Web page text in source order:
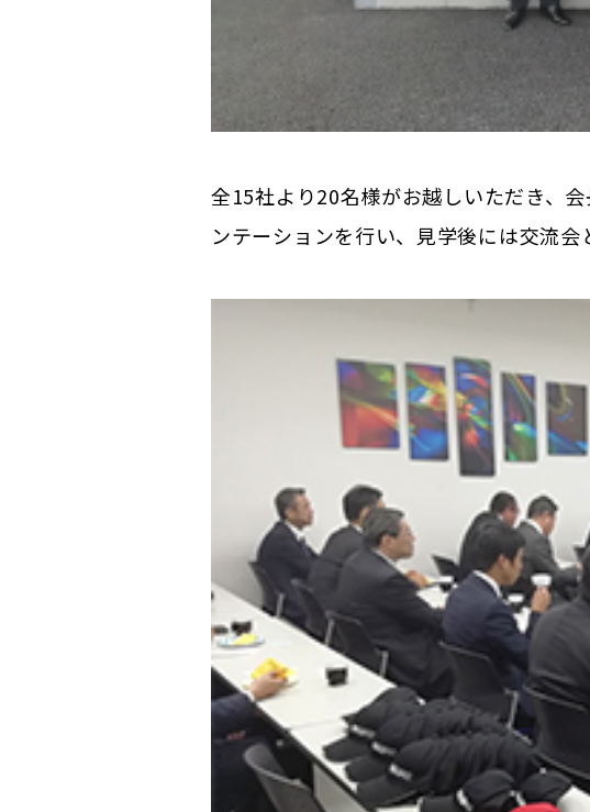
全15社より20名様がお越しいただき、
ンテーションを行い、見学後には交流